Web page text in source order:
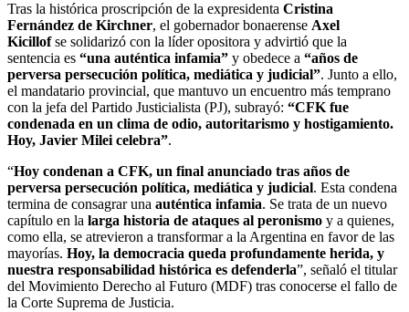
Tras la histórica proscripción de la expresidenta Cristina
Fernández de Kirchner, el gobernador bonaerense Axel
Kicillofse solidarizó con la líder opositora y advirtió que la
sentencia es “una auténtica infamia” y obedece a “años de
perversa persecución política, mediática y judicial”. Junto a ello,
el mandatario provincial, que mantuvo un encuentro más temprano
con la jefa del Partido Justicialista (PJ), subrayó: “CFK fue
condenada en un clima de odio, autoritarismo y hostigamiento.
Hoy, Javier Milei celebra”.
“Hoy condenan a CFK, un final anunciado tras años de
perversa persecución política, mediática y judicial. Esta condena
termina de consagrar una auténtica infamia. Se trata de un nuevo
capítulo en la larga historia de ataques al peronismo y a quienes,
como ella, se atrevieron a transformar a la Argentina en favor de las
mayorías. Hoy, la democracia queda profundamente herida, y
nuestra responsabilidad histórica es defenderla”, señaló el titular
del Movimiento Derecho al Futuro (MDF) tras conocerse el fallo de
la Corte Suprema de Justicia.